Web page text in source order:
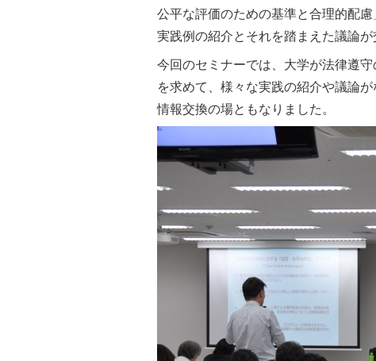
公平な評価のための基準と合理的配
実践例の紹介とそれを踏まえた議論が
今回のセミナーでは、大学が法律遵
を求めて、様々な実践の紹介や議論
情報交換の場ともなりました。